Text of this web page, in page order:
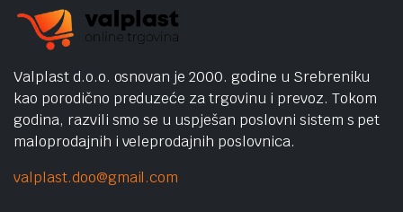
Valplast d.o.o. osnovan je 2000. godine u Srebreniku
kao porodično preduzeće za trgovinu i prevoz. Tokom
godina, razvili smo se u uspješan poslovni sistem s pet
maloprodajnih i veleprodajnih poslovnica.
valplast.doo@gmail.com